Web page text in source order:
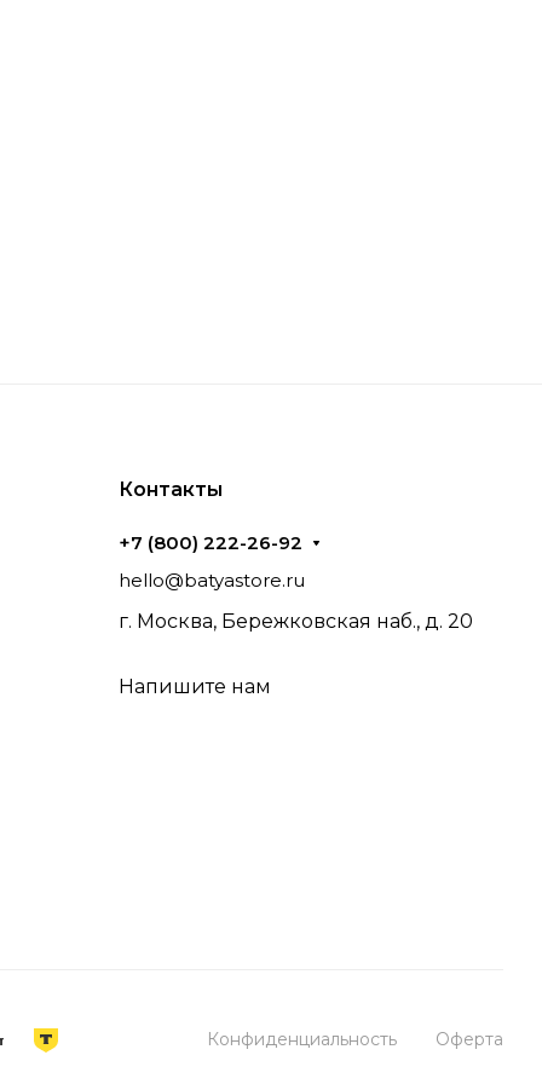
под разные задачи и устройства. Это
студийной работе, так и для домашнего
от условий.
с гарантией магазина и доставкой
Контакты
+7 (800) 222-26-92
hello@batyastore.ru
г. Москва, Бережковская наб., д. 20
Напишите нам
Конфиденциальность Оферта